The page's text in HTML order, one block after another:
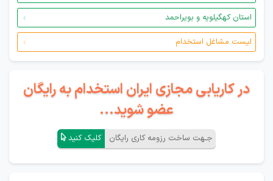
استان کهگیلویه و بویراحمد
لیست مشاغل استخدام
در کاریابی مجازی ایران استخدام به رایگان
عضو شوید...
جـهت ساخت رزومه کاری رایگان کلیک کنید